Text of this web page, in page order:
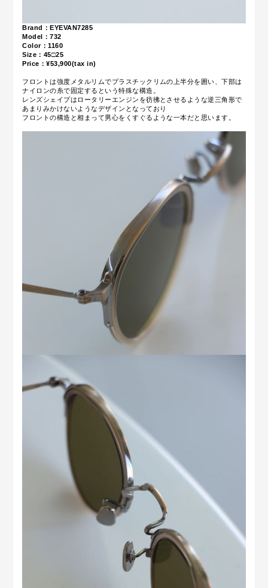
Brand：EYEVAN7285
Model：732
Color：1160
Size：45□25
Price：¥53,900(tax in)
フロントは強度メタルリムでプラスチックリムの上半分を囲い、下部は
ナイロンの糸で固定するという特殊な構造。
レンズシェイプはロータリーエンジンを彷彿とさせるような逆三角形で
あまりみかけないようなデザインとなっており
フロントの構造と相まって男心をくすぐるような一本だと思います。